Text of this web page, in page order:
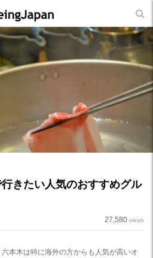
きたい人気のおすすめグル
27,580 views
本木は特に海外の方からも人気が高いオ